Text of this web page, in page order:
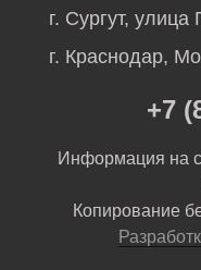
г. Сургут,
г. Краснодар,
+7
Информация на
Копирование